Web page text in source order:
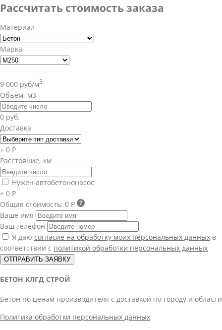
Рассчитать стоимость заказа
Материал
Марка
9 000 руб/м3
Объем, м3
0 руб.
Доставка
+ 0 Р
Расстояние, км
Нужен автобетононасос
+ 0 Р
Общая стоимость: 0 Р
Ваше имя
Ваш телефон
Я даю согласие на обработку моих персональных данных в
соответствии с политикой обработки персональных данных
ОТПРАВИТЬ ЗАЯВКУ
БЕТОН КЛГД СТРОЙ
Бетон по ценам производителя с доставкой по городу и области
Политика обработки персональных данных